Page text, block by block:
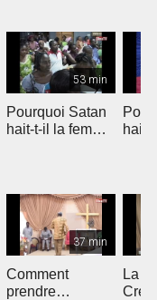
53 min
Pourquoi Satan
hait-t-il la femme
hait-
37 min
Comment
prendre
La